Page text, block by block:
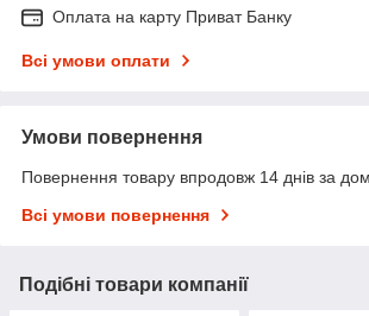
Оплата на карту Приват Банку
Всі умови оплати
Умови повернення
Повернення товару впродовж 14 днів за
Всі умови повернення
Подібні товари компанії